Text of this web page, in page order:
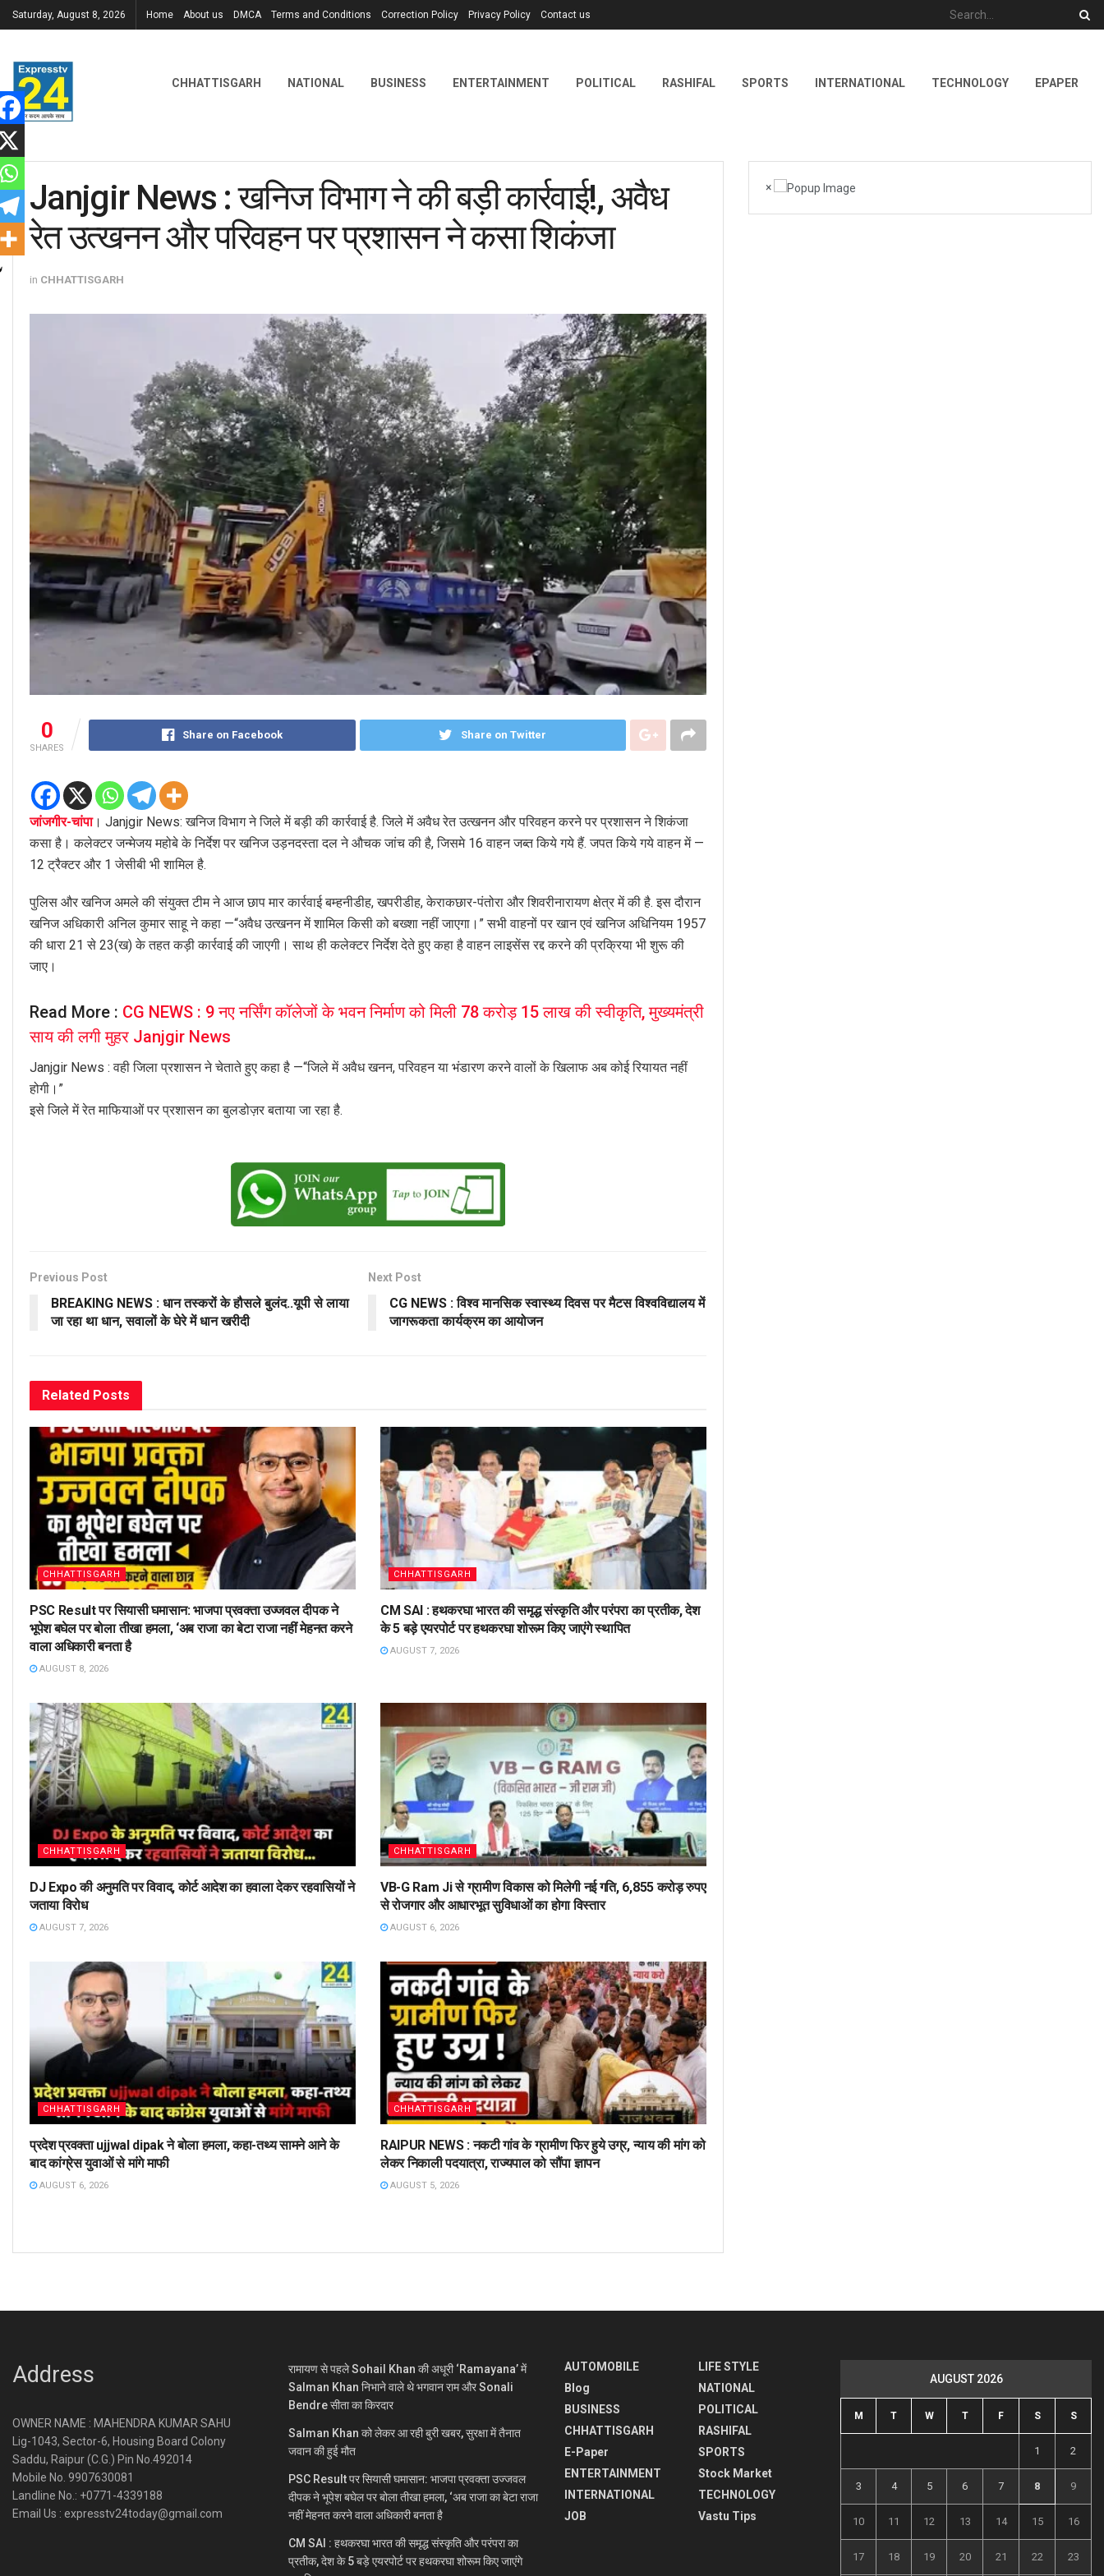
Saturday, August 8, 2026 Home About us DMCA Terms and Conditions Correction Policy Privacy Policy Contact us
CHHATTISGARH NATIONAL BUSINESS ENTERTAINMENT POLITICAL RASHIFAL SPORTS INTERNATIONAL TECHNOLOGY EPAPER
Janjgir News : खनिज विभाग ने की बड़ी कार्रवाई!, अवैध
रेत उत्खनन और परिवहन पर प्रशासन ने कसा शिकंजा
in CHHATTISGARH
0
SHARES
Share on Facebook Share on Twitter
जांजगीर-चांपा। Janjgir News: खनिज विभाग ने जिले में बड़ी की कार्रवाई है. जिले में अवैध रेत उत्खनन और परिवहन करने पर प्रशासन ने शिकंजा
कसा है। कलेक्टर जन्मेजय महोबे के निर्देश पर खनिज उड़नदस्ता दल ने औचक जांच की है, जिसमे 16 वाहन जब्त किये गये हैं. जपत किये गये वाहन में —
12 ट्रैक्टर और 1 जेसीबी भी शामिल है.
पुलिस और खनिज अमले की संयुक्त टीम ने आज छाप मार कार्रवाई बम्हनीडीह, खपरीडीह, केराकछार-पंतोरा और शिवरीनारायण क्षेत्र में की है. इस दौरान
खनिज अधिकारी अनिल कुमार साहू ने कहा —“अवैध उत्खनन में शामिल किसी को बख्शा नहीं जाएगा।” सभी वाहनों पर खान एवं खनिज अधिनियम 1957
की धारा 21 से 23(ख) के तहत कड़ी कार्रवाई की जाएगी। साथ ही कलेक्टर निर्देश देते हुए कहा है वाहन लाइसेंस रद्द करने की प्रक्रिया भी शुरू की
जाए।
Read More : CG NEWS : 9 नए नर्सिंग कॉलेजों के भवन निर्माण को मिली 78 करोड़ 15 लाख की स्वीकृति, मुख्यमंत्री
साय की लगी मुहर Janjgir News
Janjgir News : वही जिला प्रशासन ने चेताते हुए कहा है —“जिले में अवैध खनन, परिवहन या भंडारण करने वालों के खिलाफ अब कोई रियायत नहीं
होगी।”
इसे जिले में रेत माफियाओं पर प्रशासन का बुलडोज़र बताया जा रहा है.
Previous Post
BREAKING NEWS : धान तस्करों के हौसले बुलंद..यूपी से लाया
जा रहा था धान, सवालों के घेरे में धान खरीदी
Next Post
CG NEWS : विश्व मानसिक स्वास्थ्य दिवस पर मैटस विश्वविद्यालय में
जागरूकता कार्यक्रम का आयोजन
Related Posts
CHHATTISGARH
PSC Result पर सियासी घमासान: भाजपा प्रवक्ता उज्जवल दीपक ने
भूपेश बघेल पर बोला तीखा हमला, ‘अब राजा का बेटा राजा नहीं मेहनत करने
वाला अधिकारी बनता है
AUGUST 8, 2026
CHHATTISGARH
CM SAI : हथकरघा भारत की समृद्ध संस्कृति और परंपरा का प्रतीक, देश
के 5 बड़े एयरपोर्ट पर हथकरघा शोरूम किए जाएंगे स्थापित
AUGUST 7, 2026
CHHATTISGARH
DJ Expo की अनुमति पर विवाद, कोर्ट आदेश का हवाला देकर रहवासियों ने
जताया विरोध
AUGUST 7, 2026
CHHATTISGARH
VB-G Ram Ji से ग्रामीण विकास को मिलेगी नई गति, 6,855 करोड़ रुपए
से रोजगार और आधारभूत सुविधाओं का होगा विस्तार
AUGUST 6, 2026
CHHATTISGARH
प्रदेश प्रवक्ता ujjwal dipak ने बोला हमला, कहा-तथ्य सामने आने के
बाद कांग्रेस युवाओं से मांगे माफी
AUGUST 6, 2026
CHHATTISGARH
RAIPUR NEWS : नकटी गांव के ग्रामीण फिर हुये उग्र, न्याय की मांग को
लेकर निकाली पदयात्रा, राज्यपाल को सौंपा ज्ञापन
AUGUST 5, 2026
×
Address
OWNER NAME : MAHENDRA KUMAR SAHU
Lig-1043, Sector-6, Housing Board Colony
Saddu, Raipur (C.G.) Pin No.492014
Mobile No. 9907630081
Landline No.: +0771-4339188
Email Us : expresstv24today@gmail.com
रामायण से पहले Sohail Khan की अधूरी ‘Ramayana’ में
Salman Khan निभाने वाले थे भगवान राम और Sonali
Bendre सीता का किरदार
Salman Khan को लेकर आ रही बुरी खबर, सुरक्षा में तैनात
जवान की हुई मौत
PSC Result पर सियासी घमासान: भाजपा प्रवक्ता उज्जवल
दीपक ने भूपेश बघेल पर बोला तीखा हमला, ‘अब राजा का बेटा राजा
नहीं मेहनत करने वाला अधिकारी बनता है
CM SAI : हथकरघा भारत की समृद्ध संस्कृति और परंपरा का
प्रतीक, देश के 5 बड़े एयरपोर्ट पर हथकरघा शोरूम किए जाएंगे
AUTOMOBILE
Blog
BUSINESS
CHHATTISGARH
E-Paper
ENTERTAINMENT
INTERNATIONAL
JOB
LIFE STYLE
NATIONAL
POLITICAL
RASHIFAL
SPORTS
Stock Market
TECHNOLOGY
Vastu Tips
AUGUST 2026
M T W T F S S
1 2
3 4 5 6 7 8 9
10 11 12 13 14 15 16
17 18 19 20 21 22 23